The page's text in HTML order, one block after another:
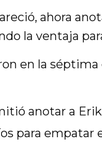
ahora
la ventaja
en la
anotar a Erik
para empatar